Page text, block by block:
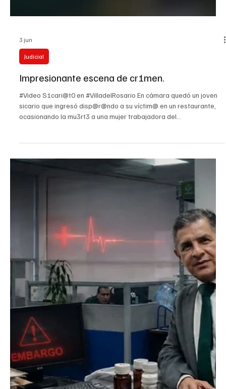
3 jun
Impresionante escena de cr1men.
#Video S1cari@t0 en #VilladelRosario En cámara quedó un joven
sicario que ingresó disp@r@ndo a su víctim@ en un restaurante,
establecimiento comercial, identificada como Francy Tatiana
Ferrer, y a Deivi Alexander Serna identificado como la víctima del
h0mic!di0 presentado. La acción muestra además a la pareja del
objetivo, que con su bebé en brazos trata de impedir el at@qu3,
lanzando incluso una silla al atacante. Las autorid